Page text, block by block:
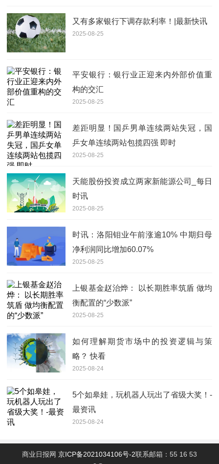
又有多家银行下调存款利率！|最新快讯
2025-08-25
平安银行：银行业正迎来内外部价值重
构的交汇
2025-08-25
差距明显！国乒男单连续两站失冠，国
乒女单连续两站包揽四强 即时
2025-08-25
天能股份投资成立两家新能源公司_每日
时讯
2025-08-25
时讯：洛阳钼业午前涨逾10% 中期归母
净利润同比增加60.07%
2025-08-25
上银基金赵治烨： 以长期胜率筑盾 做均
衡配置的“少数派”
2025-08-25
如何理解期货市场中的投资逻辑与策
略？ 快看
2025-08-24
5个如皋娃，玩机器人玩出了省级大奖！-
最资讯
2025-08-24
商业日报网 京ICP备2021034106号-2联系邮箱：55 16 53